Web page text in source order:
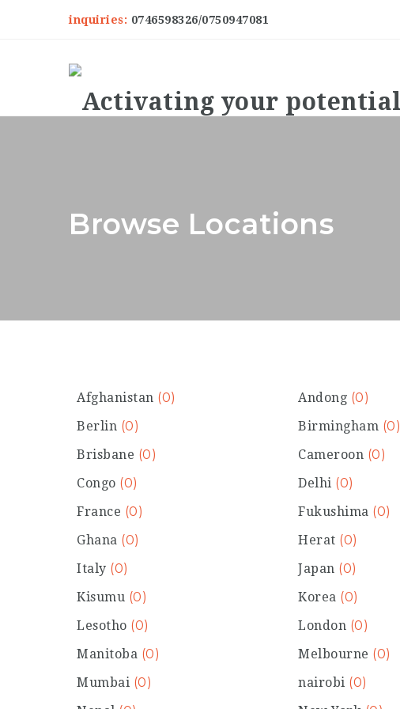
inquiries: 0746598326/0750947081
Browse Locations
Afghanistan (0) Andong (0)
Berlin (0) Birmingham (0)
Brisbane (0) Cameroon (0)
Congo (0) Delhi (0)
France (0) Fukushima (0)
Ghana (0) Herat (0)
Italy (0) Japan (0)
Kisumu (0) Korea (0)
Lesotho (0) London (0)
Manitoba (0) Melbourne (0)
Mumbai (0) nairobi (0)